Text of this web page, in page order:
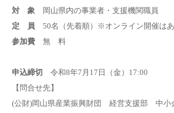
対 象 岡山県内の事業者・支援機関職員
定 員 50名（先着順）※オンライン開催はあ
参加費 無 料
申込締切 令和8年7月17日（金）17:00
【問合せ先】
(公財)岡山県産業振興財団 経営支援部 中